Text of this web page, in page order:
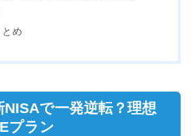
め
で一発逆転？理想
プラン